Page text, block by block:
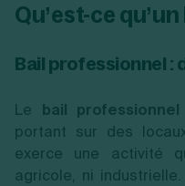
Qu’est-ce
Bail professionnel :
Le bail professionnel
portant sur des
exerce une activité
agricole, ni